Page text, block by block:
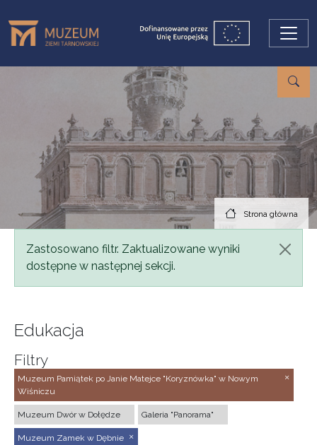
Strona główna
Komunikat
Zastosowano filtr. Zaktualizowane wyniki
dostępne w następnej sekcji.
Edukacja
Filtry
Muzeum Pamiątek po Janie Matejce "Koryznówka" w Nowym
Wiśniczu
Muzeum Dwór w Dołędze Galeria "Panorama"
Muzeum Zamek w Dębnie